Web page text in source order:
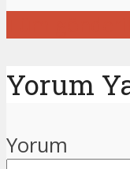
Yorum
Yorum